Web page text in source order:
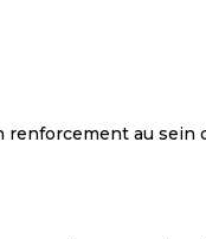
renforcement au